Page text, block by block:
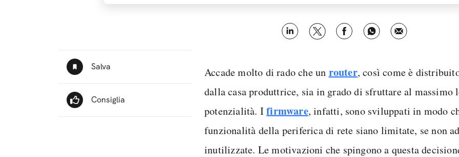
Accade molto di rado che un router, così come è
dalla casa produttrice, sia in grado di sfruttare al massimo
potenzialità. Ifirmware, infatti, sono sviluppati in modo
funzionalità della periferica di rete siano limitate, se non
inutilizzate. Le motivazioni che spingono a questa